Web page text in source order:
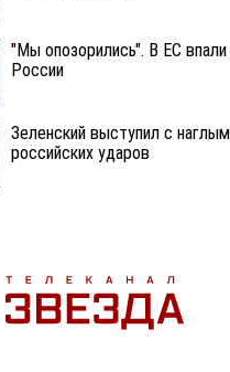
"Мы опозорились". В ЕС впали
России
Зеленский выступил с
российских ударов